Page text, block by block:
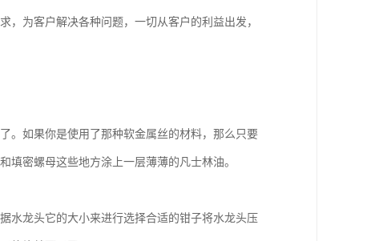
为客户解决各种问题，一切从客户的利益出发，
。如果你是使用了那种软金属丝的材料，那么只要
填密螺母这些地方涂上一层薄薄的凡士林油。
水龙头它的大小来进行选择合适的钳子将水龙头压